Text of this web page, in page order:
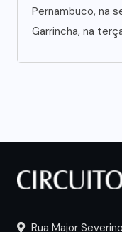
Pernambuco, na
Garrincha, na
Rua Major